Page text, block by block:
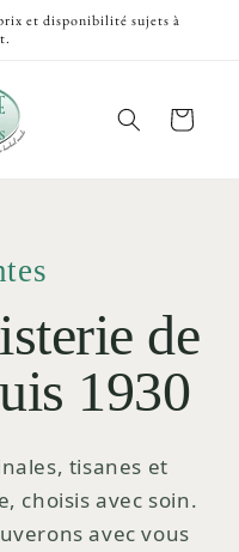
et disponibilité sujets à
Panier
de
1930
tisanes et
choisis avec soin.
avec vous